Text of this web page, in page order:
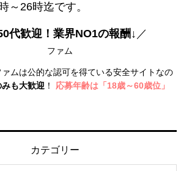
～26時迄です。
代歓迎！業界NO1の報酬↓ ／
ムは公的な認可を得ている安全サイトなの
みも大歓迎 ！ 応募年齢は「18歳～60歳位」
カテゴリー